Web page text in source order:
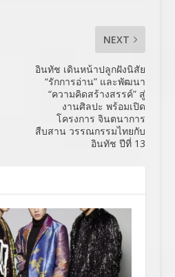
NEXT
อินทัช เดินหน้าปลูกฝังนิสัย
“รักการอ่าน” และพัฒนา
“ความคิดสร้างสรรค์” สู่
งานศิลปะ พร้อมเปิด
โครงการ จินตนาการ
สืบสาน วรรณกรรมไทยกับ
อินทัช ปีที่ 13